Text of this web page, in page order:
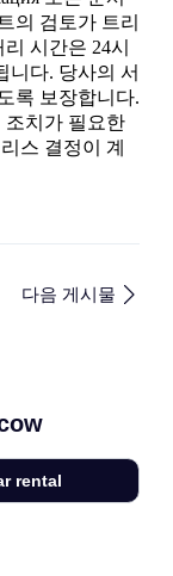
의 검토가 트리
시간은 24시
니다. 당사의 서
록 보장합니다.
조치가 필요한
스 결정이 계
다음 게시물
rental